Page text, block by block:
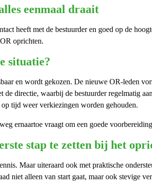
eenmaal draait
heeft met de bestuurder en goed op de
oprichten.
situatie?
en wordt gekozen. De nieuwe OR-leden
de directie, waarbij de bestuurder regelmatig
tijd weer verkiezingen worden gehouden.
ernaartoe vraagt om een goede
stap te zetten bij het
Maar uiteraard ook met praktische
niet alleen van start gaat, maar ook stevige